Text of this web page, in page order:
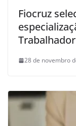
Fiocruz
28 de novembro